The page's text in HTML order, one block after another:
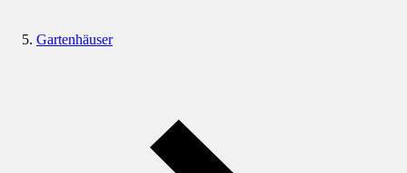
Gartenhäuser